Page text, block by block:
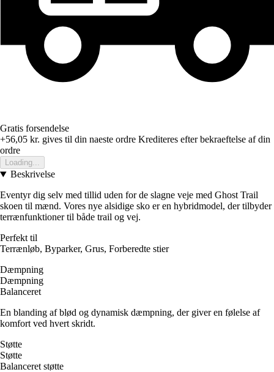
Gratis forsendelse
+56,05 kr. gives til din naeste ordre Krediteres efter bekraeftelse af din
ordre
Loading...
Beskrivelse
Eventyr dig selv med tillid uden for de slagne veje med Ghost Trail
skoen til mænd. Vores nye alsidige sko er en hybridmodel, der tilbyder
terrænfunktioner til både trail og vej.
Perfekt til
Terrænløb, Byparker, Grus, Forberedte stier
Dæmpning
Dæmpning
Balanceret
En blanding af blød og dynamisk dæmpning, der giver en følelse af
komfort ved hvert skridt.
Støtte
Støtte
Balanceret støtte